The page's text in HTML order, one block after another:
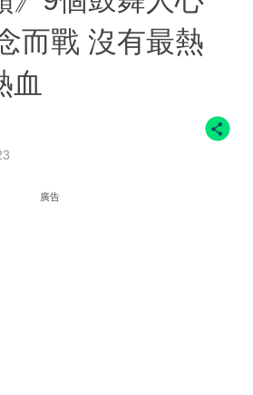
而戰 沒有最熱
血
廣告